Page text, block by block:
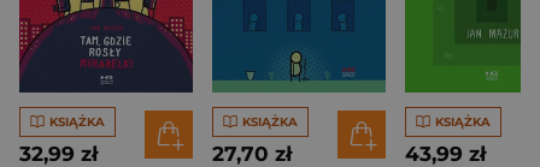
KSIĄŻKA
32,99 zł
KSIĄŻKA
27,70 zł
KSIĄŻKA
43,99 zł